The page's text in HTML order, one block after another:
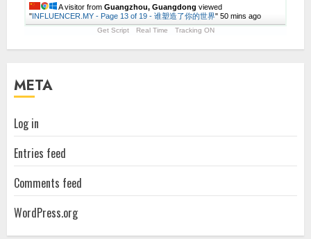
A visitor from Guangzhou, Guangdong viewed
"INFLUENCER.MY - Page 13 of 19 - 谁塑造了你的世界" 50 mins ago
Get Script Real Time Tracking ON
META
Log in
Entries feed
Comments feed
WordPress.org